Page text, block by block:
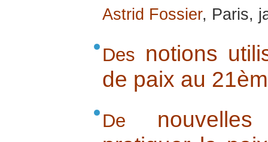
Astrid Fossier, Paris,
Des notions
de paix au
De
nouvelles